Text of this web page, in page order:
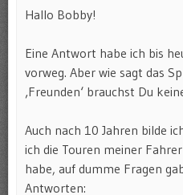
Hallo Bobby!
Eine Antwort habe ich bis
vorweg. Aber wie sagt das
‚Freunden‘ brauchst Du
Auch nach 10 Jahren bilde
ich die Touren meiner
habe, auf dumme Fragen
Antworten: